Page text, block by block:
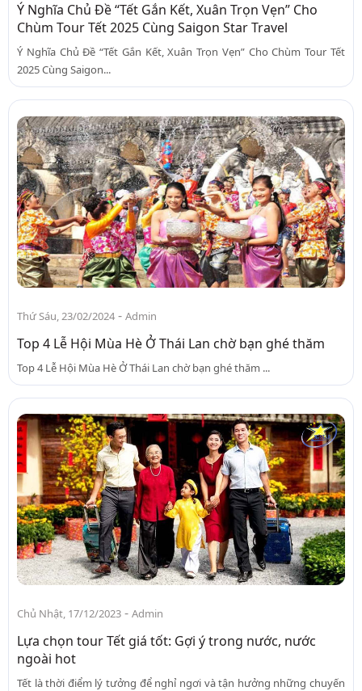
Ý Nghĩa Chủ Đề “Tết Gắn Kết, Xuân Trọn Vẹn” Cho
Chùm Tour Tết 2025 Cùng Saigon Star Travel
Ý Nghĩa Chủ Đề “Tết Gắn Kết, Xuân Trọn Vẹn” Cho Chùm Tour Tết
2025 Cùng Saigon...
Thứ Sáu, 23/02/2024 - Admin
Top 4 Lễ Hội Mùa Hè Ở Thái Lan chờ bạn ghé thăm
Top 4 Lễ Hội Mùa Hè Ở Thái Lan chờ bạn ghé thăm ...
Chủ Nhật, 17/12/2023 - Admin
Lựa chọn tour Tết giá tốt: Gợi ý trong nước, nước
ngoài hot
Tết là thời điểm lý tưởng để nghỉ ngơi và tận hưởng những chuyến